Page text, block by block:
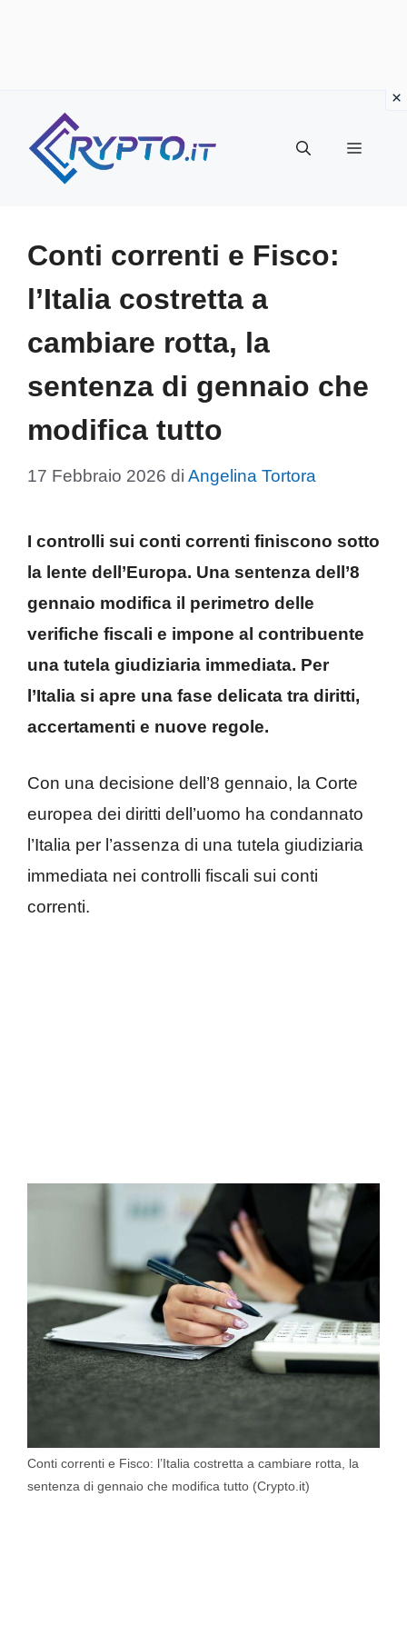
contenuto
Menu
Conti correnti e Fisco:
l’Italia costretta a
cambiare rotta, la
sentenza di gennaio che
modifica tutto
17 Febbraio 2026 di Angelina Tortora
I controlli sui conti correnti finiscono sotto
la lente dell’Europa. Una sentenza dell’8
gennaio modifica il perimetro delle
verifiche fiscali e impone al contribuente
una tutela giudiziaria immediata. Per
l’Italia si apre una fase delicata tra diritti,
accertamenti e nuove regole.
Con una decisione dell’8 gennaio, la Corte
europea dei diritti dell’uomo ha condannato
l’Italia per l’assenza di una tutela giudiziaria
immediata nei controlli fiscali sui conti
correnti.
Conti correnti e Fisco: l’Italia costretta a cambiare rotta, la
sentenza di gennaio che modifica tutto (Crypto.it)